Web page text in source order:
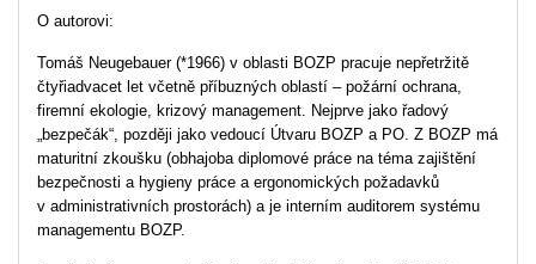
O autorovi:
Tomáš Neugebauer (*1966) v oblasti BOZP pracuje nepřetržitě
čtyřiadvacet let včetně příbuzných oblastí – požární ochrana,
firemní ekologie, krizový management. Nejprve jako řadový
„bezpečák“, později jako vedoucí Útvaru BOZP a PO. Z BOZP má
maturitní zkoušku (obhajoba diplomové práce na téma zajištění
bezpečnosti a hygieny práce a ergonomických požadavků
v administrativních prostorách) a je interním auditorem systému
managementu BOZP.